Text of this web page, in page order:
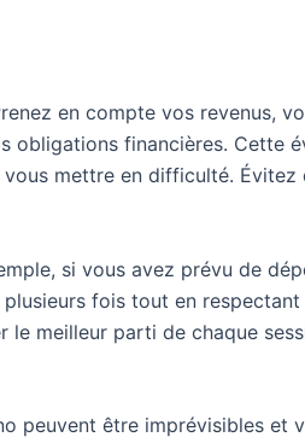
en compte vos revenus,
obligations financières. Cette
mettre en difficulté. Évitez
si vous avez prévu de
fois tout en
meilleur parti de chaque
peuvent être imprévisibles et